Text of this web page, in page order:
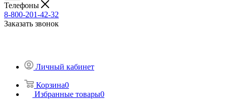
Телефоны
8-800-201-42-32
Заказать звонок
Личный кабинет
Корзина0
Избранные товары0